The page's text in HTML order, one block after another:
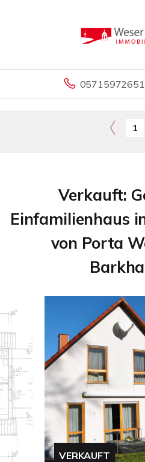
1
Verkauft:
Einfamilienhaus
von Porta
VERKAUFT